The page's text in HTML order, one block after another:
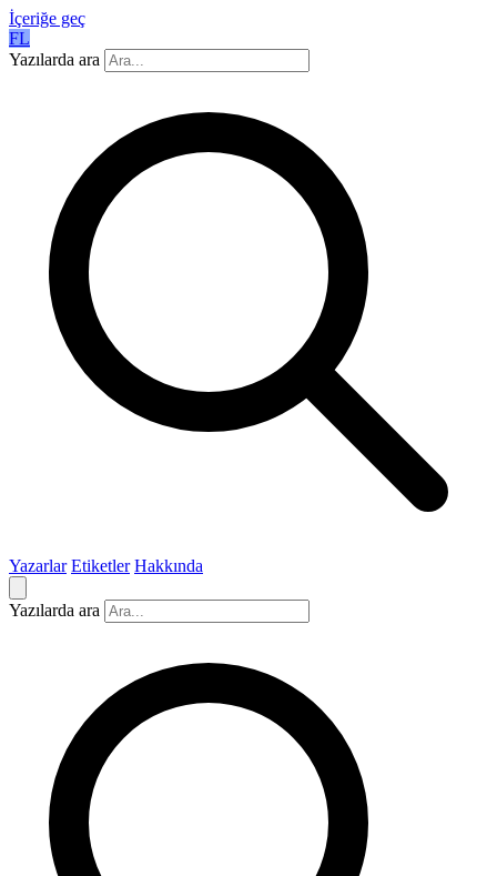
İçeriğe geç
FL
Yazılarda ara
Yazarlar Etiketler Hakkında
Yazılarda ara